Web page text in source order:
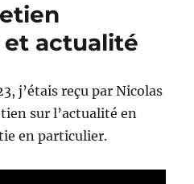
actualité
j’étais reçu par Nicolas
sur l’actualité en
en particulier.